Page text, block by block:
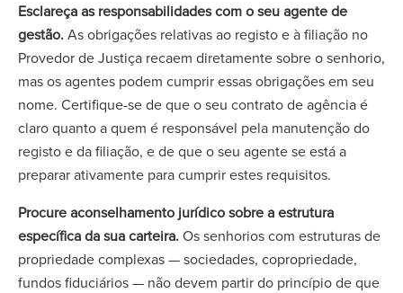
Esclareça as responsabilidades com o seu agente de
gestão.As obrigações relativas ao registo e à filiação no
Provedor de Justiça recaem diretamente sobre o senhorio,
mas os agentes podem cumprir essas obrigações em seu
nome. Certifique-se de que o seu contrato de agência é
claro quanto a quem é responsável pela manutenção do
registo e da filiação, e de que o seu agente se está a
preparar ativamente para cumprir estes requisitos.
Procure aconselhamento jurídico sobre a estrutura
específica da sua carteira.Os senhorios com estruturas de
propriedade complexas — sociedades, copropriedade,
fundos fiduciários — não devem partir do princípio de que